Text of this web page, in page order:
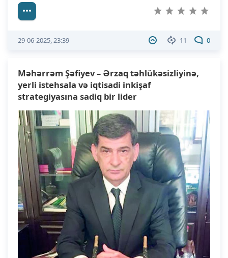
11 0
29-06-2025, 23:39
Məhərrəm Şəfiyev – Ərzaq təhlükəsizliyinə,
yerli istehsala və iqtisadi inkişaf
strategiyasına sadiq bir lider